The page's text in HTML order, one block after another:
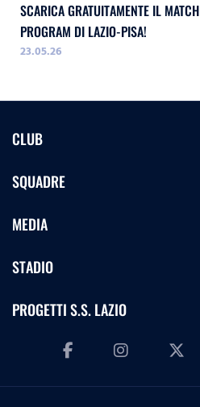
SCARICA GRATUITAMENTE IL MATCH
PROGRAM DI LAZIO-PISA!
23.05.26
CLUB
SQUADRE
MEDIA
STADIO
PROGETTI S.S. LAZIO